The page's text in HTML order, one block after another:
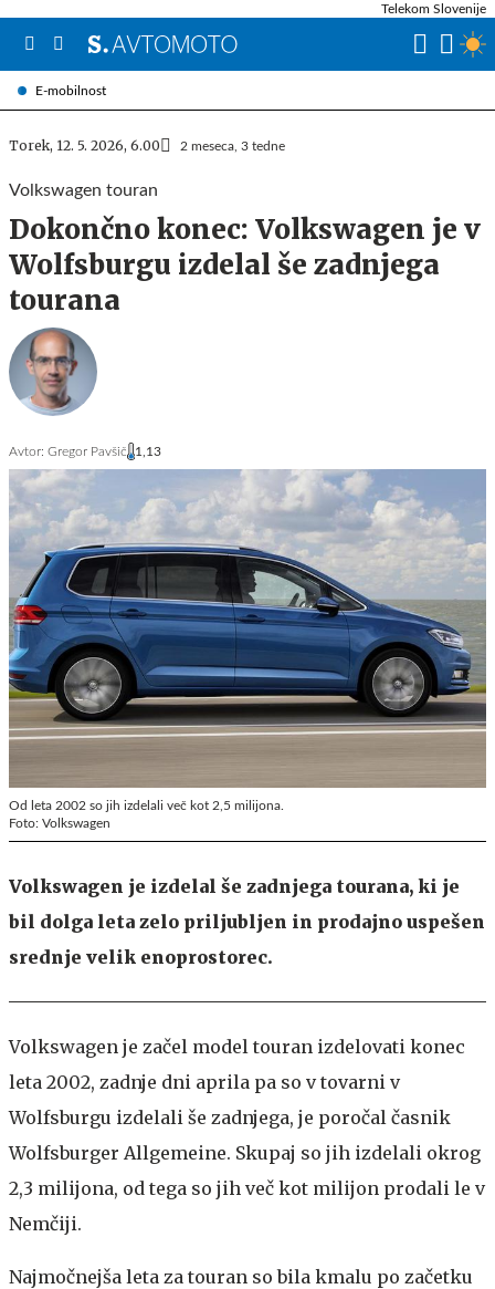
E-mobilnost
Telekom Slovenije
Torek, 12. 5. 2026, 6.00 2 meseca, 3 tedne
Volkswagen touran
Dokončno konec: Volkswagen je v
Wolfsburgu izdelal še zadnjega
tourana
Avtor: Gregor Pavšič 1,13
Od leta 2002 so jih izdelali več kot 2,5 milijona.
Foto: Volkswagen
Volkswagen je izdelal še zadnjega tourana, ki je
bil dolga leta zelo priljubljen in prodajno uspešen
srednje velik enoprostorec.
Volkswagen je začel model touran izdelovati konec
leta 2002, zadnje dni aprila pa so v tovarni v
Wolfsburgu izdelali še zadnjega, je poročal časnik
Wolfsburger Allgemeine. Skupaj so jih izdelali okrog
2,3 milijona, od tega so jih več kot milijon prodali le v
Nemčiji.
Najmočnejša leta za touran so bila kmalu po začetku